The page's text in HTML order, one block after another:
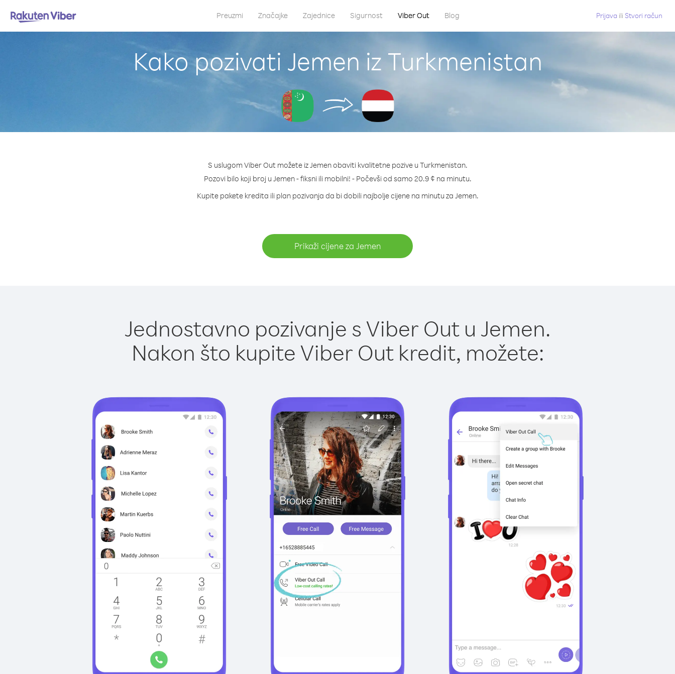
Preuzmi Značajke Zajednice Sigurnost Viber Out Blog Prijava ili Stvori račun
Kako pozivati Jemen iz Turkmenistan
S uslugom Viber Out možete iz Jemen obaviti kvalitetne pozive u Turkmenistan.
Pozovi bilo koji broj u Jemen - fiksni ili mobilni! - Počevši od samo 20.9 ¢ na minutu.
Kupite pakete kredita ili plan pozivanja da bi dobili najbolje cijene na minutu za Jemen.
Prikaži cijene za Jemen
Jednostavno pozivanje s Viber Out u Jemen.
Nakon što kupite Viber Out kredit, možete: